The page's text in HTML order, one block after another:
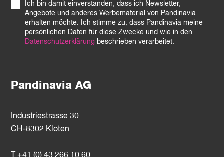
Pandinavia AG
Industriestrasse 30
CH-8302 Kloten
Ich bin damit einverstanden, dass ich Newsletter,
Angebote und anderes Werbematerial von Pandinavia
erhalten möchte. Ich stimme zu, dass Pandinavia meine
persönlichen Daten für diese Zwecke und wie in den
Datenschutzerklärung beschrieben verarbeitet.